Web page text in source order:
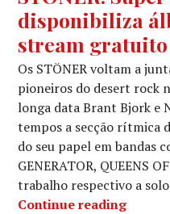
disponibiliza
stream
Os STÖNER voltam a
pioneiros do desert rock
longa data Brant Bjork e
tempos a secção rítmica
do seu papel em bandas
GENERATOR, QUEENS
trabalho respectivo a
Continue reading